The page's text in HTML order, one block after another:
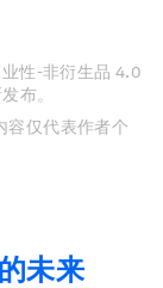
性-非衍生品 4.0
布。
容仅代表作者个
未来